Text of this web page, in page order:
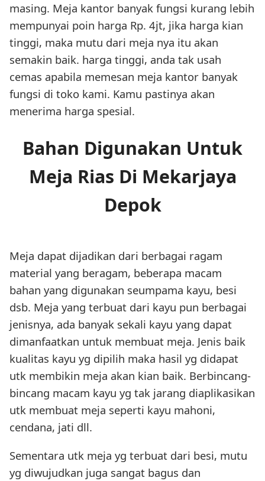
masing. Meja kantor banyak fungsi kurang lebih
mempunyai poin harga Rp. 4jt, jika harga kian
tinggi, maka mutu dari meja nya itu akan
semakin baik. harga tinggi, anda tak usah
cemas apabila memesan meja kantor banyak
fungsi di toko kami. Kamu pastinya akan
menerima harga spesial.
Bahan Digunakan Untuk
Meja Rias Di Mekarjaya
Depok
Meja dapat dijadikan dari berbagai ragam
material yang beragam, beberapa macam
bahan yang digunakan seumpama kayu, besi
dsb. Meja yang terbuat dari kayu pun berbagai
jenisnya, ada banyak sekali kayu yang dapat
dimanfaatkan untuk membuat meja. Jenis baik
kualitas kayu yg dipilih maka hasil yg didapat
utk membikin meja akan kian baik. Berbincang-
bincang macam kayu yg tak jarang diaplikasikan
utk membuat meja seperti kayu mahoni,
cendana, jati dll.
Sementara utk meja yg terbuat dari besi, mutu
yg diwujudkan juga sangat bagus dan